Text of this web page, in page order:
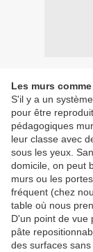
Les murs
S'il y a un
pour être
pédagogiques
leur classe avec
sous les yeux.
domicile, on peut
murs ou les
fréquent (chez
table où nous
D'un point de vue
pâte
des surfaces